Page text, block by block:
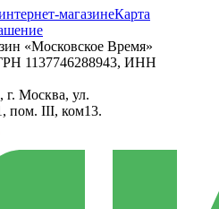
магазинеКарта
«Московское Время»
1137746288943, ИНН
г. Москва, ул.
пом. III, ком13.